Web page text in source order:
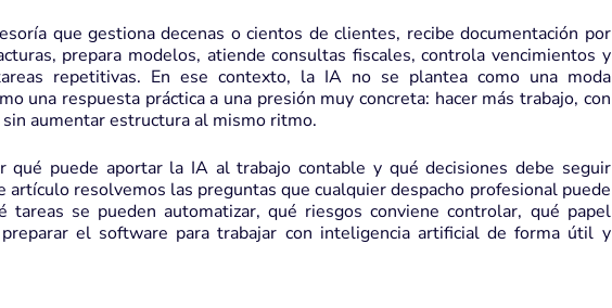
que gestiona decenas o cientos de clientes, recibe documentación por
prepara modelos, atiende consultas fiscales, controla vencimientos y
repetitivas. En ese contexto, la IA no se plantea como una moda
una respuesta práctica a una presión muy concreta: hacer más trabajo, con
aumentar estructura al mismo ritmo.
qué puede aportar la IA al trabajo contable y qué decisiones debe seguir
artículo resolvemos las preguntas que cualquier despacho profesional puede
tareas se pueden automatizar, qué riesgos conviene controlar, qué papel
el software para trabajar con inteligencia artificial de forma útil y